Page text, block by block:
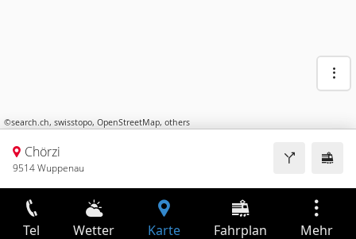
©search.ch, swisstopo, OpenStreetMap, others
Chörzi
9514 Wuppenau
Tel Wetter Karte Fahrplan Mehr